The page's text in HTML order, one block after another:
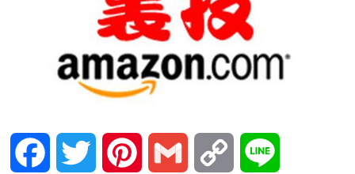
Facebook Twitter Pinterest Gmail Copy